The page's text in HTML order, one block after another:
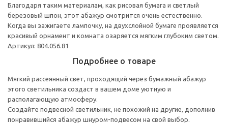
Благодаря таким материалам, как рисовая бумага и светлый
березовый шпон, этот абажур смотрится очень естественно.
Когда вы зажигаете лампочку, на двухслойной бумаге проявляется
красивый орнамент и комната озаряется мягким глубоким светом.
Артикул: 804.056.81
Подробнее о товаре
Мягкий рассеянный свет, проходящий через бумажный абажур
этого светильника создаст в вашем доме уютную и
располагающую атмосферу.
Создайте подвесной светильник, не похожий на другие, дополнив
понравившийся абажур шнуром-подвесом на свой выбор.